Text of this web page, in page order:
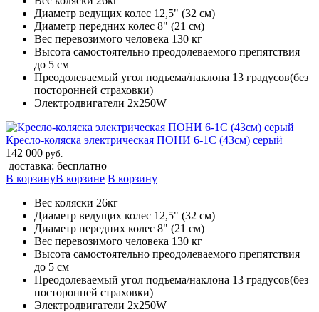
Диаметр ведущих колес 12,5" (32 см)
Диаметр передних колес 8" (21 см)
Вес перевозимого человека 130 кг
Высота самостоятельно преодолеваемого препятствия
до 5 см
Преодолеваемый угол подъема/наклона 13 градусов(без
посторонней страховки)
Электродвигатели 2х250W
Кресло-коляска электрическая ПОНИ 6-1С (43см) серый
142 000 руб.
доставка: бесплатно
В корзинуВ корзине В корзину
Вес коляски 26кг
Диаметр ведущих колес 12,5" (32 см)
Диаметр передних колес 8" (21 см)
Вес перевозимого человека 130 кг
Высота самостоятельно преодолеваемого препятствия
до 5 см
Преодолеваемый угол подъема/наклона 13 градусов(без
посторонней страховки)
Электродвигатели 2х250W